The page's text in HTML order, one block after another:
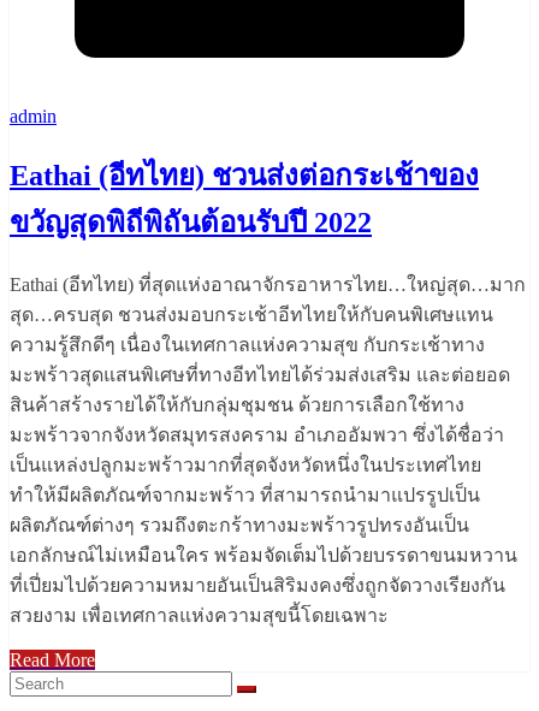
admin
Eathai (อีทไทย) ชวนส่งต่อกระเช้าของ
ขวัญสุดพิถีพิถันต้อนรับปี 2022
Eathai (อีทไทย) ที่สุดแห่งอาณาจักรอาหารไทย…ใหญ่สุด…มาก
สุด…ครบสุด ชวนส่งมอบกระเช้าอีทไทยให้กับคนพิเศษแทน
ความรู้สึกดีๆ เนื่องในเทศกาลแห่งความสุข กับกระเช้าทาง
มะพร้าวสุดแสนพิเศษที่ทางอีทไทยได้ร่วมส่งเสริม และต่อยอด
สินค้าสร้างรายได้ให้กับกลุ่มชุมชน ด้วยการเลือกใช้ทาง
มะพร้าวจากจังหวัดสมุทรสงคราม อำเภออัมพวา ซึ่งได้ชื่อว่า
เป็นแหล่งปลูกมะพร้าวมากที่สุดจังหวัดหนึ่งในประเทศไทย
ทำให้มีผลิตภัณฑ์จากมะพร้าว ที่สามารถนำมาแปรรูปเป็น
ผลิตภัณฑ์ต่างๆ รวมถึงตะกร้าทางมะพร้าวรูปทรงอันเป็น
เอกลักษณ์ไม่เหมือนใคร พร้อมจัดเต็มไปด้วยบรรดาขนมหวาน
ที่เปี่ยมไปด้วยความหมายอันเป็นสิริมงคงซึ่งถูกจัดวางเรียงกัน
สวยงาม เพื่อเทศกาลแห่งความสุขนี้โดยเฉพาะ
Read More